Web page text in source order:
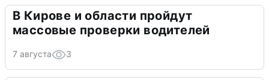
В Кирове и области пройдут
массовые проверки водителей
7 августа 3